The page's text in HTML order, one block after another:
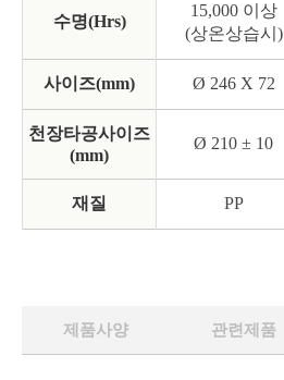
수명(Hrs)
15,000 이상
(상온상습시)
사이즈(mm) Ø 246 X 72
천장타공사이즈
(mm)
Ø 210 ± 10
재질 PP
제품사양 관련제품